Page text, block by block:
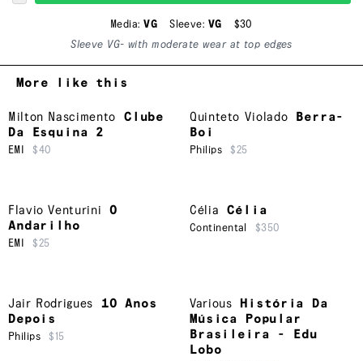
Media:VG Sleeve: VG
$30
Sleeve VG- with moderate wear at top edges
More like this
Milton Nascimento
Clube
Da Esquina 2
EMI $40
Quinteto Violado
Berra-
Boi
Philips $25
Flavio Venturini
O
Andarilho
EMI $25
Célia Célia
Continental $350
Jair Rodrigues
10 Anos
Depois
Philips $15
Various
História Da
Música Popular
Brasileira - Edu
Lobo